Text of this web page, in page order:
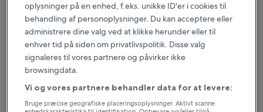
Pogas suites
Pogas suites
3.0-
stjernet
overnatningssted
Kencot, 2,4 km fra Sabina Park
7.6
ud
10,
Godt,
7,6/10 Godt (7 anmeldelser)
er
inkluderer skatter og gebyrer
6. sep. - 7. sep.
oplysninger på en enhed, f.eks. unikke ID'er i cookies til
behandling af personoplysninger. Du kan acceptere eller
administrere dine valg ved at klikke herunder eller til
enhver tid på siden om privatlivspolitik. Disse valg
signaleres til vores partnere og påvirker ikke
browsingdata.
Vi og vores partnere behandler data for at levere:
Bruge præcise geografiske placeringsoplysninger. Aktivt scanne